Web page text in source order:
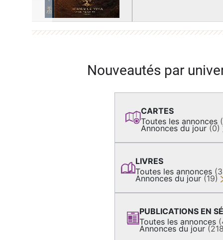
Nouveautés par
CARTES
Toutes les annonces
Annonces du jour (0)
LIVRES
Toutes les annonces
Annonces du jour (19)
PUBLICATIONS EN
Toutes les annonces
Annonces du jour